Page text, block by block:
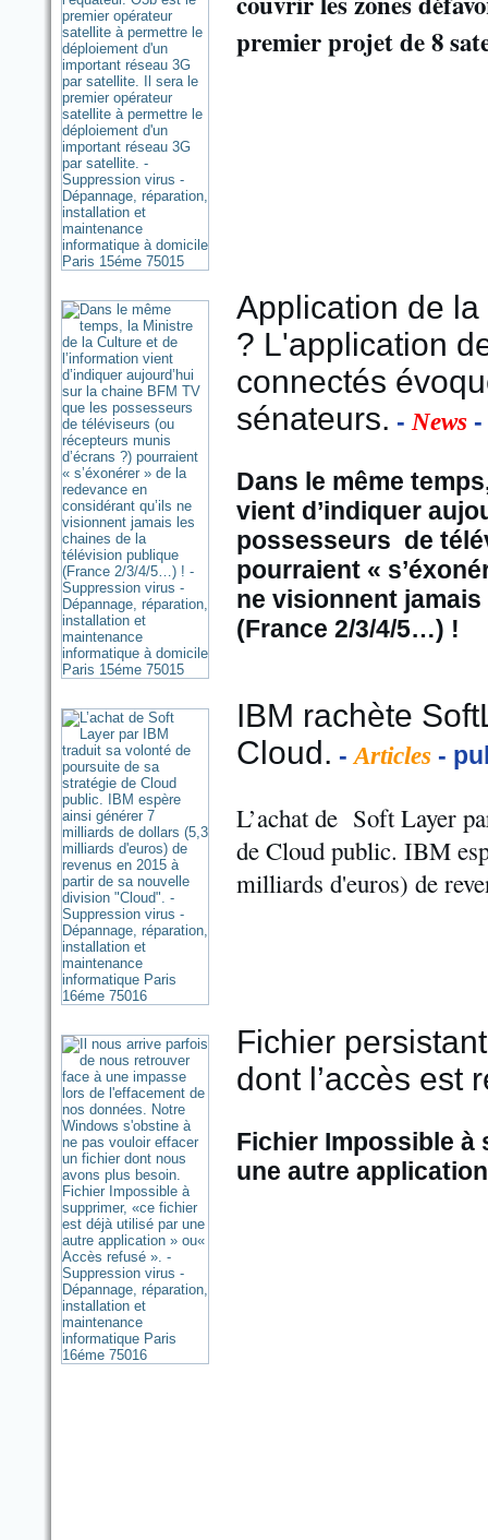
premier projet de 8
Application de
? L'application
connectés
sénateurs. - News
Dans le même
vient d’indiquer
possesseurs de
pourraient «
ne visionnent
(France 2/3/4/5…) !
IBM rachète
Cloud. - Articles -
L’achat de Soft Layer
de Cloud public. IBM
milliards d'euros) de
Fichier
dont l’accès est
Fichier Impossible à
une autre